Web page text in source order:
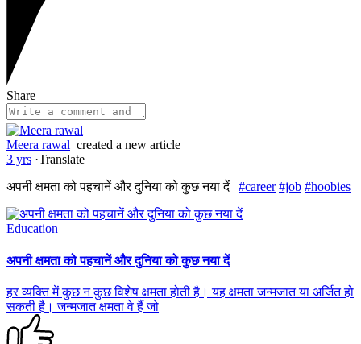
Share
Meera rawal created a new article
3 yrs ·Translate
अपनी क्षमता को पहचानें और दुनिया को कुछ नया दें | #career #job #hoobies
Education
अपनी क्षमता को पहचानें और दुनिया को कुछ नया दें
हर व्यक्ति में कुछ न कुछ विशेष क्षमता होती है। यह क्षमता जन्मजात या अर्जित हो
सकती है। जन्मजात क्षमता वे हैं जो